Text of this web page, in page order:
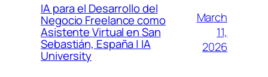
IA para el Desarrollo del
Negocio Freelance como
Asistente Virtual en San
Sebastián, España | IA
University
March
11,
2026